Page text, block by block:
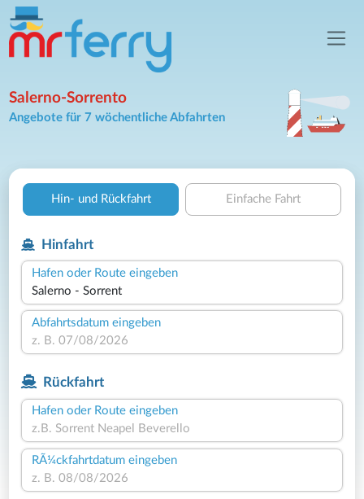
Salerno-Sorrento
Angebote für 7 wöchentliche Abfahrten
Hin- und Rückfahrt Einfache Fahrt
Hinfahrt
Hafen oder Route eingeben
Abfahrtsdatum eingeben
Rückfahrt
Hafen oder Route eingeben
RÃ¼ckfahrtdatum eingeben